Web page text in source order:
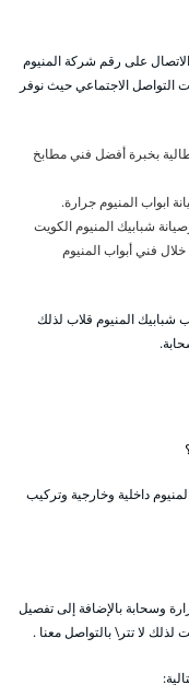
على رقم شركة المنيوم
التواصل الاجتماعي حيث نوفر
بخبرة أفضل فني مطابخ
ابواب المنيوم جرارة.
شبابيك المنيوم الكويت
فني أبواب المنيوم
شبابيك المنيوم قلاب لذلك
داخلية وخارجية وتركيب
وسحابة بالإضافة إلى تفصيل
لذلك لا تتر\ بالتواصل معنا .